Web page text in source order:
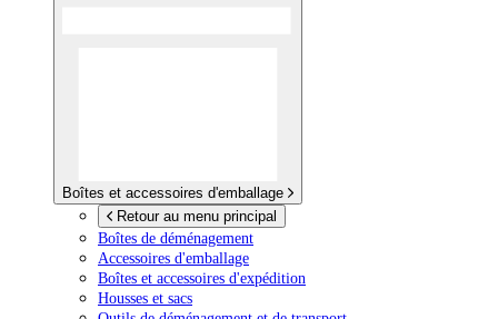
Boîtes et accessoires d'emballage
Retour au menu principal
Boîtes de déménagement
Accessoires d'emballage
Boîtes et accessoires d'expédition
Housses et sacs